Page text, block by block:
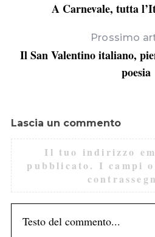
A Carnevale, tutta
Prossimo
Il San Valentino italiano,
poesia
Lascia un commento
Il tuo indirizzo
pubblicato. I campi